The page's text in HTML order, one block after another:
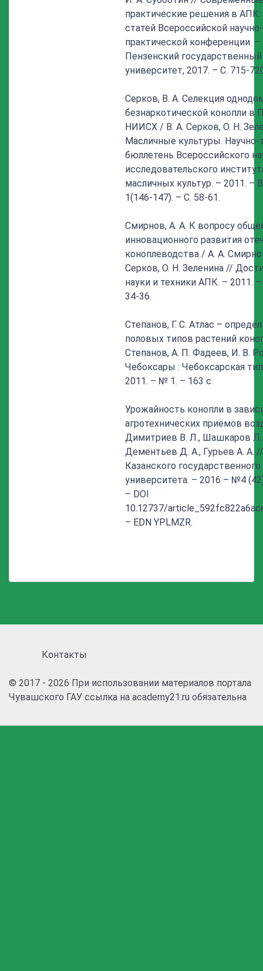
практические решения в АПК:
статей Всероссийской научно-
практической конференции. –
Пензенский
университет, 2017. – С. 715-
Серков, В. А. Селекция
безнаркотической конопли в
НИИСХ / В. А. Серков, О. Н.
Масличные культуры. Научно-
бюллетень Всероссийского
исследовательского
масличных культур. – 2011. –
1(146-147). – С. 58-61.
Смирнов, А. А. К вопросу
инновационного развития
коноплеводства / А. А.
Серков, О. Н. Зеленина //
науки и техники АПК. – 2011.
34-36.
Степанов, Г. С. Атлас –
половых типов растений
Степанов, А. П. Фадеев, И. В.
Чебоксары : Чебоксарская
2011. – № 1. – 163 с.
Урожайность конопли в
агротехнических приёмов
Димитриев В. Л., Шашкаров Л.
Дементьев Д. А., Гурьев А. А.
Казанского государственного
университета. – 2016 – №4
– DOI
10.12737/
– EDN YPLMZR.
Контакты
© 2017 - 2026 При использовании материалов портала
Чувашского ГАУ ссылка на academy21.ru обязательна